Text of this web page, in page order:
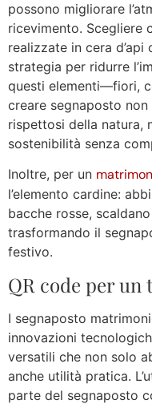
possono migliorare
ricevimento. Scegliere
realizzate in cera d’api
strategia per ridurre
questi elementi—fiori,
creare segnaposto
rispettosi della natura,
sostenibilità senza
Inoltre, per un
l’elemento cardine:
bacche rosse,
trasformando il
festivo.
QR code per un
I segnaposto
innovazioni
versatili che non solo
anche utilità pratica.
parte del segnaposto